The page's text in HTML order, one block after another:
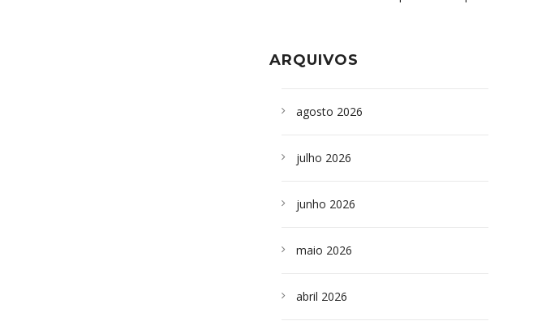
sepultados em SP
ARQUIVOS
agosto 2026
julho 2026
junho 2026
maio 2026
abril 2026